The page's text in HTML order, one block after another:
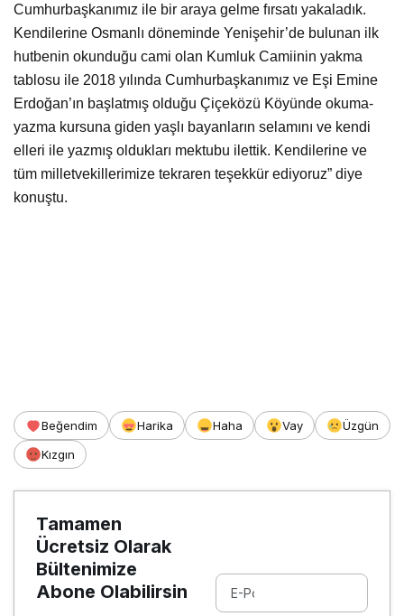
Cumhurbaşkanımız ile bir araya gelme fırsatı yakaladık.
Kendilerine Osmanlı döneminde Yenişehir’de bulunan ilk
hutbenin okunduğu cami olan Kumluk Camiinin yakma
tablosu ile 2018 yılında Cumhurbaşkanımız ve Eşi Emine
Erdoğan’ın başlatmış olduğu Çiçeközü Köyünde okuma-
yazma kursuna giden yaşlı bayanların selamını ve kendi
elleri ile yazmış oldukları mektubu ilettik. Kendilerine ve
tüm milletvekillerimize tekraren teşekkür ediyoruz” diye
konuştu.
Beğendim Harika Haha Vay
Üzgün
Kızgın
Tamamen
Ücretsiz Olarak
Bültenimize
Abone Olabilirsin